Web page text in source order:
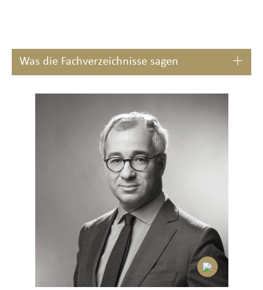
Was die Fachverzeichnisse sagen